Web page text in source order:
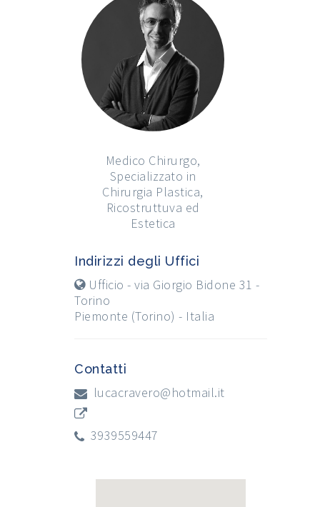
Medico Chirurgo,
Specializzato in
Chirurgia Plastica,
Ricostruttuva ed
Estetica
Indirizzi degli Uffici
Ufficio - via Giorgio Bidone 31 -
Torino
Piemonte (Torino) - Italia
Contatti
lucacravero@hotmail.it
3939559447